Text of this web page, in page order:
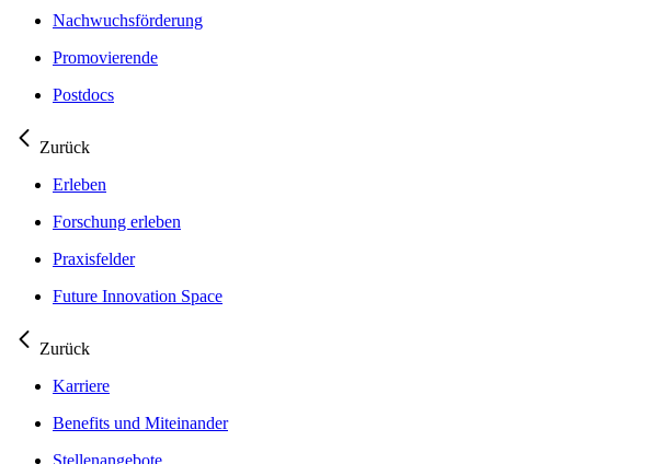
Nachwuchsförderung
Promovierende
Postdocs
Zurück
Erleben
Forschung erleben
Praxisfelder
Future Innovation Space
Zurück
Karriere
Benefits und Miteinander
Stellenangebote